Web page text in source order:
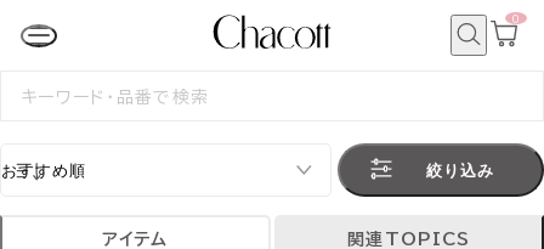
カ
0
検
絞り込み
アイテム 関連TOPICS